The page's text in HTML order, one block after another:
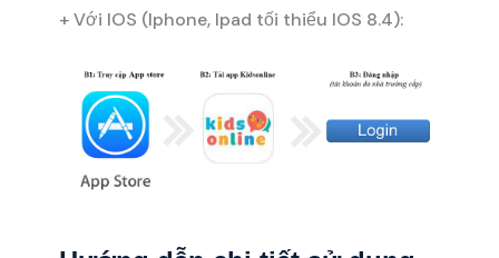
+ Với IOS (Iphone, Ipad tối thiểu IOS 8.4):